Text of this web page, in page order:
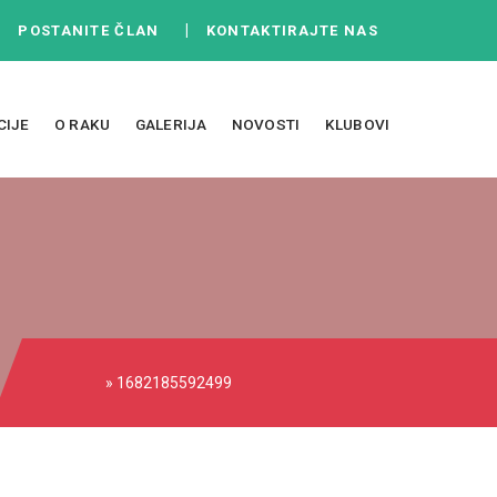
POSTANITE ČLAN KONTAKTIRAJTE NAS
O RAKU GALERIJA NOVOSTI KLUBOVI
» 1682185592499